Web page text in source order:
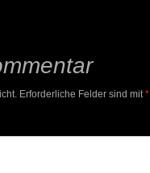
Erforderliche Felder sind mit*